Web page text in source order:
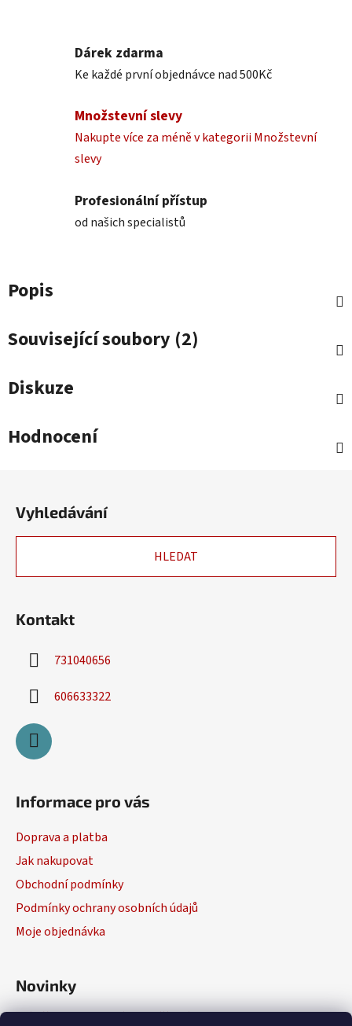
Dárek zdarma
Ke každé první objednávce nad 500Kč
Množstevní slevy
Nakupte více za méně v kategorii Množstevní
slevy
Profesionální přístup
od našich specialistů
Popis
Související soubory (2)
Diskuze
Hodnocení
Vyhledávání
HLEDAT
Kontakt
731040656
606633322
Informace pro vás
Doprava a platba
Jak nakupovat
Obchodní podmínky
Podmínky ochrany osobních údajů
Moje objednávka
Novinky
Výběr elektrického nářadí